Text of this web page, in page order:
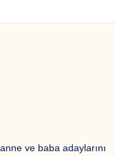
ve baba adaylarını